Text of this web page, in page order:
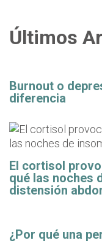
Últimos
Burnout o
diferencia
El cortisol
qué las noches
distensión
¿Por qué una